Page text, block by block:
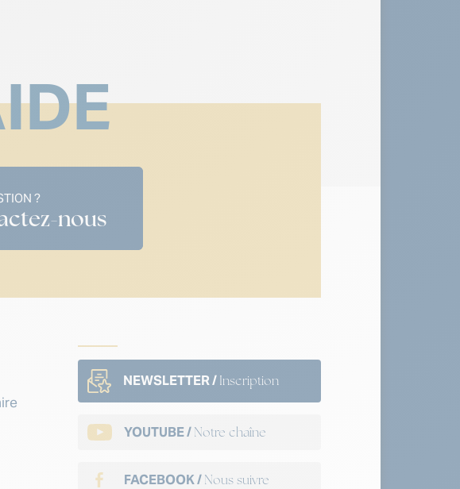
?
nous
NEWSLETTER /Inscription
YOUTUBE /Notre chaîne
FACEBOOK /Nous suivre